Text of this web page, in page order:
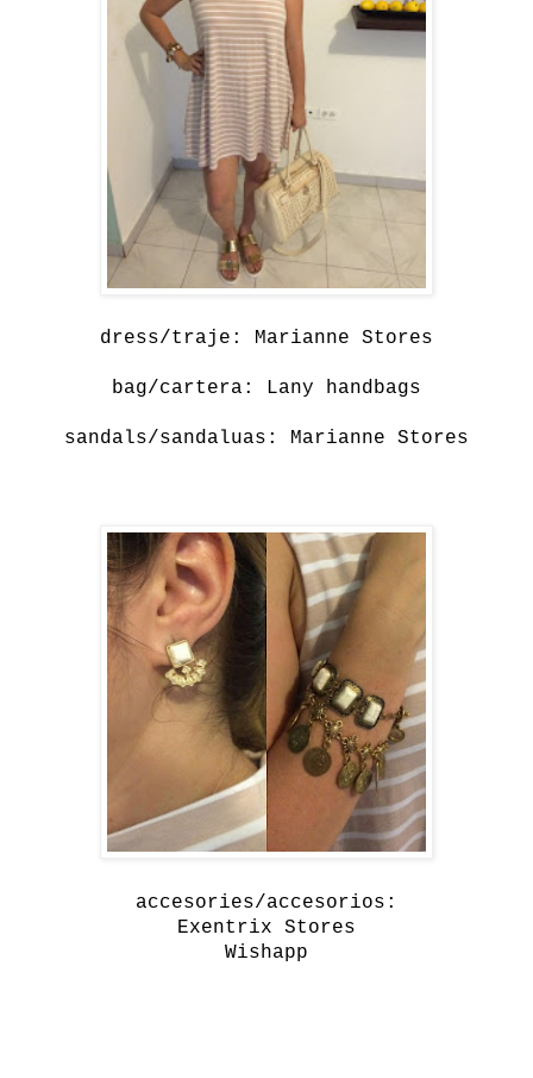
dress/traje: Marianne Stores
bag/cartera: Lany handbags
sandals/sandaluas: Marianne Stores
accesories/accesorios:
Exentrix Stores
Wishapp